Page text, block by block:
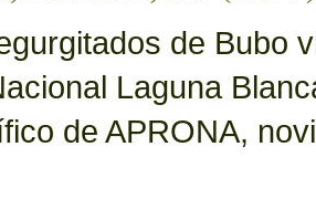
de Bubo
Laguna
de APRONA,